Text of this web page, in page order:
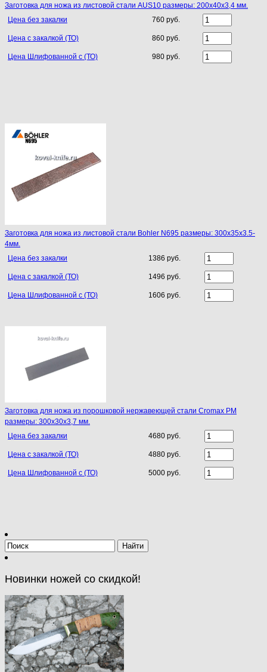
Заготовка для ножа из листовой стали AUS10 размеры: 200х40х3,4 мм.
Цена без закалки
760 руб.
Цена с закалкой (ТО) 860 руб.
Цена Шлифованной с (ТО) 980 руб.
Заготовка для ножа из листовой стали Bohler N695 размеры: 300х35х3.5-
4мм.
Цена без закалки
1386 руб.
Цена с закалкой (ТО) 1496 руб.
Цена Шлифованной с (ТО) 1606 руб.
Заготовка для ножа из порошковой нержавеющей стали Cromax PM
размеры: 300х30х3,7 мм.
Цена без закалки
4680 руб.
Цена с закалкой (ТО) 4880 руб.
Цена Шлифованной с (ТО) 5000 руб.
Новинки ножей со скидкой!